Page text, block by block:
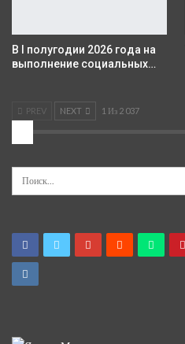
В I полугодии 2026 года на
выполнение социальных…
PREV NEXT 1 Из 2 037